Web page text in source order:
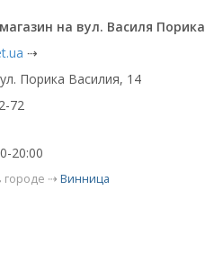
на вул. Василя Порика
⇢
ул. Порика Василия, 14
72
20:00
городе ⇢Винница